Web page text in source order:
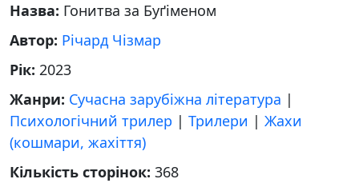
Назва: Гонитва за Буґіменом
Автор: Річард Чізмар
Рік: 2023
Жанри: Сучасна зарубіжна література |
Психологічний трилер | Трилери | Жахи
(кошмари, жахіття)
Кількість сторінок: 368